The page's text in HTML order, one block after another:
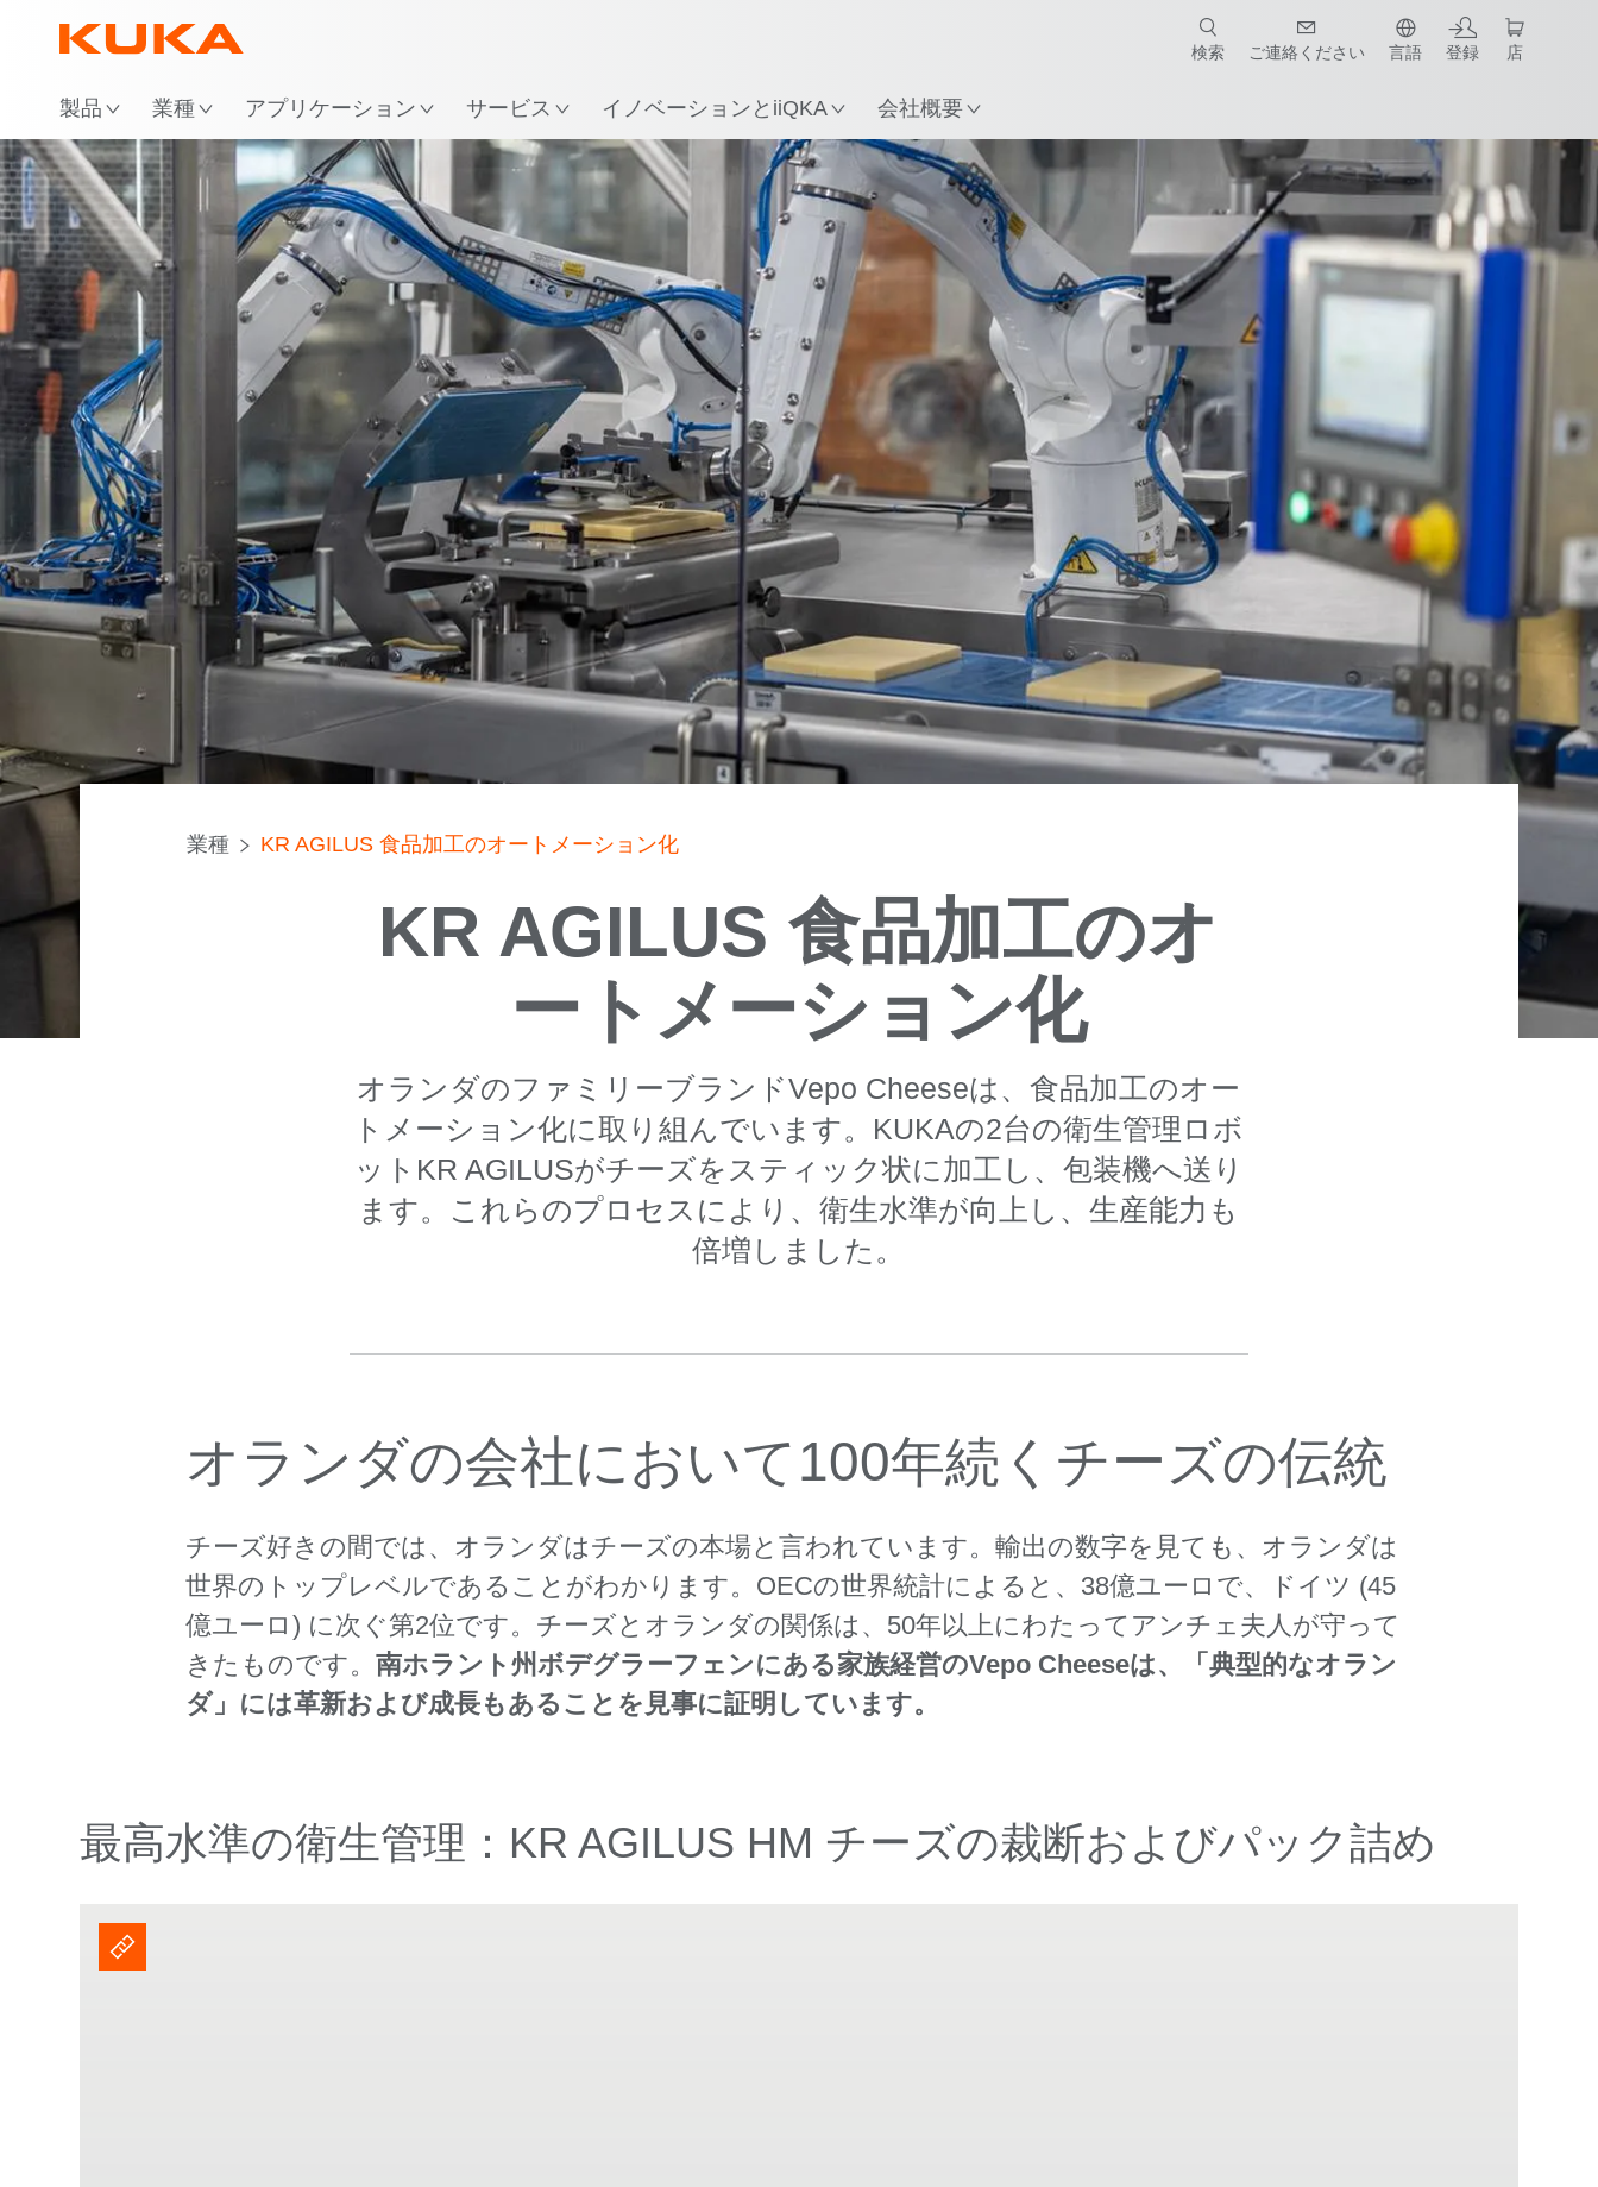
製品 業種 アプリケーション サービス イノベーションとiiQKA 会社概要
検索 ご連絡ください 言語 登録 店
すべてのシステムパートナー
業種 KR AGILUS 食品加工のオートメーション化
KR AGILUS 食品加工のオ
ートメーション化
オランダのファミリーブランドVepo Cheeseは、食品加工のオー
トメーション化に取り組んでいます。KUKAの2台の衛生管理ロボ
ットKR AGILUSがチーズをスティック状に加工し、包装機へ送り
ます。これらのプロセスにより、衛生水準が向上し、生産能力も
倍増しました。
オランダの会社において100年続くチーズの伝統
チーズ好きの間では、オランダはチーズの本場と言われています。輸出の数字を見ても、オランダは
世界のトップレベルであることがわかります。OECの世界統計によると、38億ユーロで、ドイツ (45
億ユーロ) に次ぐ第2位です。チーズとオランダの関係は、50年以上にわたってアンチェ夫人が守って
きたものです。 南ホラント州ボデグラーフェンにある家族経営のVepo Cheeseは、「典型的なオラン
ダ」には革新および成長もあることを見事に証明しています。
最高水準の衛生管理：KR AGILUS HM チーズの裁断およびパック詰め